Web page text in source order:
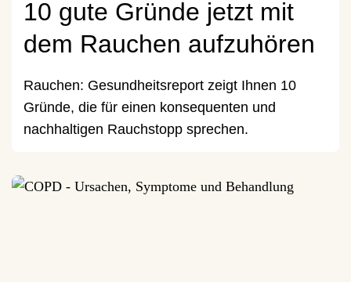
10 gute Gründe jetzt mit
dem Rauchen aufzuhören
Rauchen: Gesundheitsreport zeigt Ihnen 10
Gründe, die für einen konsequenten und
nachhaltigen Rauchstopp sprechen.